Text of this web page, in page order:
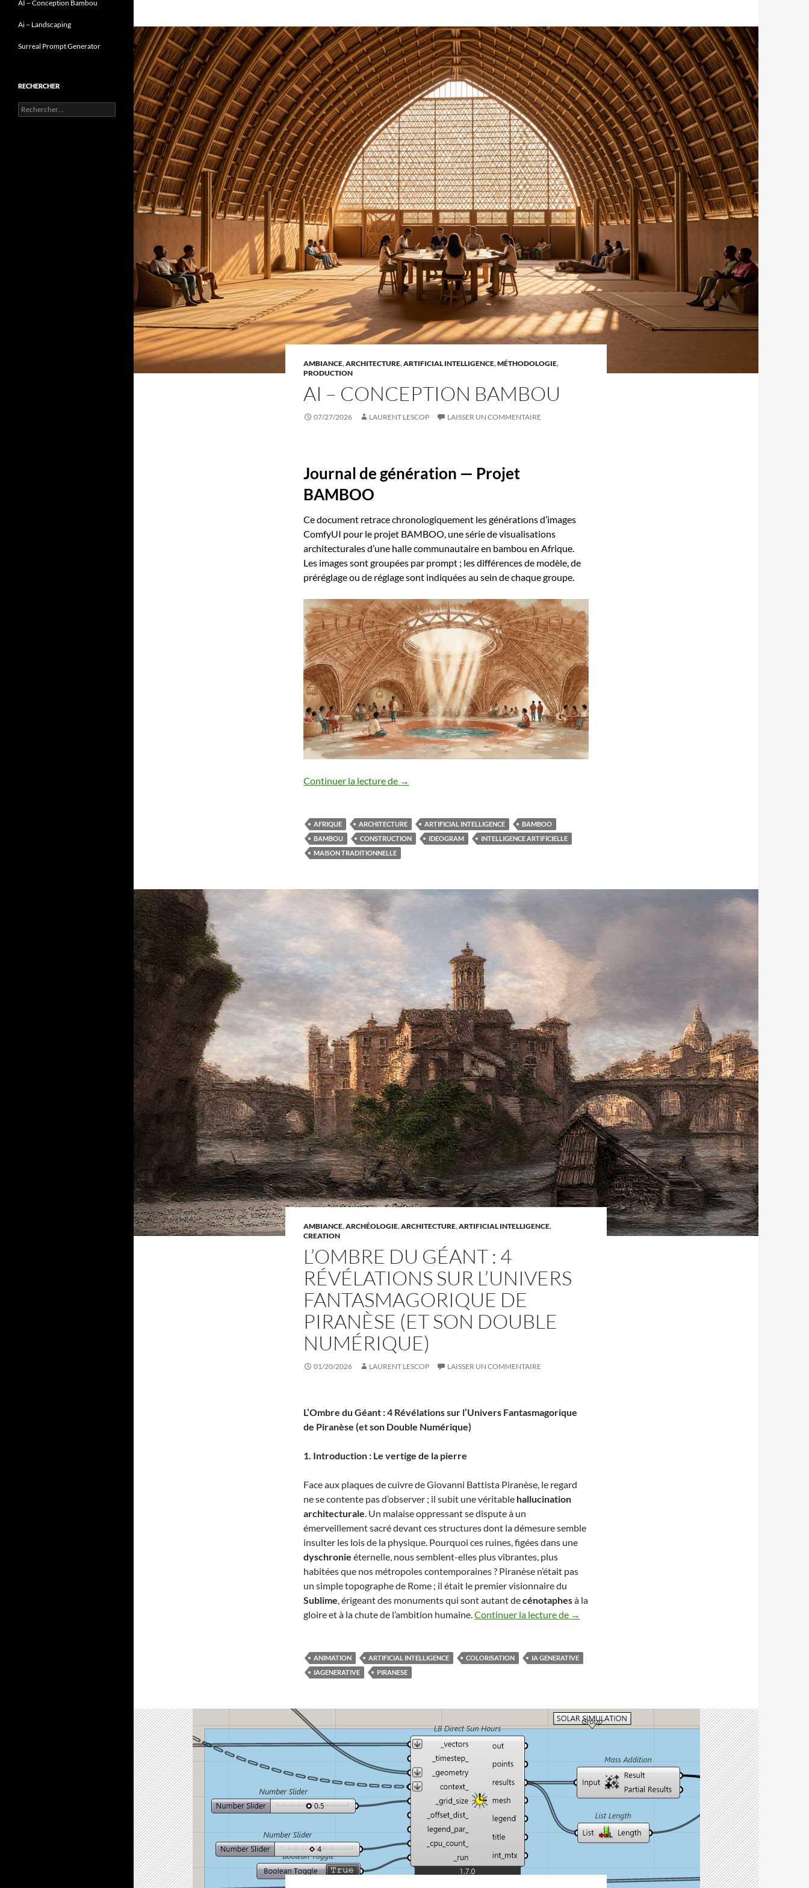
AMBIANCE,ARCHITECTURE,ARTIFICIAL INTELLIGENCE,MÉTHODOLOGIE,
PRODUCTION
AI – CONCEPTION BAMBOU
07/27/2026 LAURENT LESCOP LAISSER UN COMMENTAIRE
Journal de génération — Projet
BAMBOO
Ce document retrace chronologiquement les générations d’images
ComfyUI pour le projet BAMBOO, une série de visualisations
architecturales d’une halle communautaire en bambou en Afrique.
Les images sont groupées par prompt ; les différences de modèle, de
préréglage ou de réglage sont indiquées au sein de chaque groupe.
Continuer la lecture de AI – Conception Bambou
→
AFRIQUE ARCHITECTURE ARTIFICIAL INTELLIGENCE
BAMBOO
BAMBOU
CONSTRUCTION IDEOGRAM
INTELLIGENCE ARTIFICIELLE
MAISON TRADITIONNELLE
AMBIANCE,ARCHÉOLOGIE,ARCHITECTURE,ARTIFICIAL INTELLIGENCE,
CREATION
L’OMBRE DU GÉANT : 4
RÉVÉLATIONS SUR L’UNIVERS
FANTASMAGORIQUE DE
PIRANÈSE (ET SON DOUBLE
NUMÉRIQUE)
01/20/2026 LAURENT LESCOP LAISSER UN COMMENTAIRE
L’Ombre du Géant : 4 Révélations sur l’Univers Fantasmagorique
de Piranèse (et son Double Numérique)
1. Introduction : Le vertige de la pierre
Face aux plaques de cuivre de Giovanni Battista Piranèse, le regard
ne se contente pas d’observer ; il subit une véritable hallucination
architecturale. Un malaise oppressant se dispute à un
émerveillement sacré devant ces structures dont la démesure semble
insulter les lois de la physique. Pourquoi ces ruines, figées dans une
dyschronie éternelle, nous semblent-elles plus vibrantes, plus
habitées que nos métropoles contemporaines ? Piranèse n’était pas
un simple topographe de Rome ; il était le premier visionnaire du
Sublime, érigeant des monuments qui sont autant decénotaphesà la
gloire et à la chute de l’ambition humaine.Continuer la lecture de L’Ombre du Géant : 4 Révélations sur l’Univers
→
ANIMATION ARTIFICIAL INTELLIGENCE COLORISATION
IA GENERATIVE
IAGENERATIVE
PIRANESE
AI – Conception Bambou
Ai – Landscaping
Surreal Prompt Generator
RECHERCHER
Rechercher :